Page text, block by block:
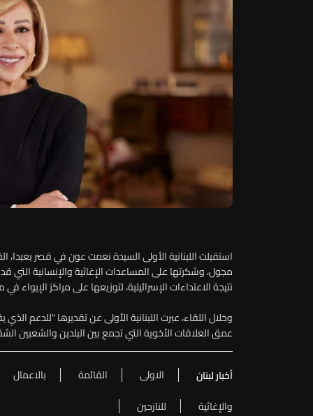
استقبلت اللبنانية الأولى السيدة نعمت عون في قصر بعبدا،
مجول، وشكرتها على المساعدات الإغاثية والإنسانية التي
نتيجة الاعتداءات الإسرائيلية، لتوزيعها على مراكز الإيواء
وخلال اللقاء، عبرت اللبنانية الأولى عن تقديرها "للدعم
عمق العلاقات الأخوية التي تجمع بين البلدين والشعبين
أخبار لبنان الاولى القائمة بالاعمال
والإغاثية
للنازحين